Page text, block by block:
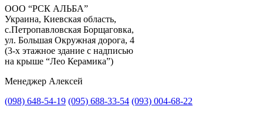
Получить консультацию
ООО “РСК АЛЬБА”
Украина, Киевская область,
с.Петропавловская Борщаговка,
ул. Большая Окружная дорога, 4
(3-х этажное здание с надписью
на крыше “Лео Керамика”)
Менеджер Алексей
(098) 648-54-19 (095) 688-33-54 (093) 004-68-22